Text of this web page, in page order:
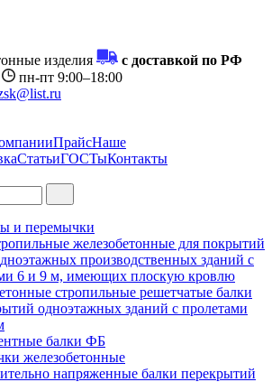
изделия
с доставкой по РФ
пн-пт 9:00–18:00
ПрайсНаше
СтатьиГОСТыКонтакты
и перемычки
железобетонные для покрытий
производственных зданий с
6 и 9 м, имеющих плоскую кровлю
стропильные решетчатые балки
одноэтажных зданий с пролетами
балки ФБ
железобетонные
напряженные балки перекрытий